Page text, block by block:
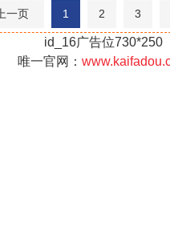
上一页 1 2 3
id_16广告位730*250
唯一官网：